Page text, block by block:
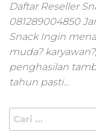
Daftar Reseller
081289004850
Snack Ingin
muda?
penghasilan
tahun pasti…